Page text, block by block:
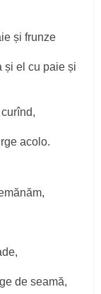
și frunze
și el cu paie și
acolo.
de seamă,